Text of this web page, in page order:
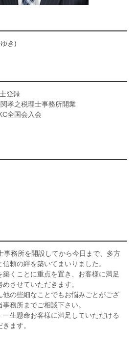
き)
登録
孝之税理士事務所開業
全国会入会
事務所を開設してから今日まで、多方
頼の絆を築いてまいりました。
築くことに重点を置き、お客様に満足
させていただきます。
他の些細なことでもお悩みごとがござ
務所までご相談下さい。
一生懸命お客様に満足していただける
ます。